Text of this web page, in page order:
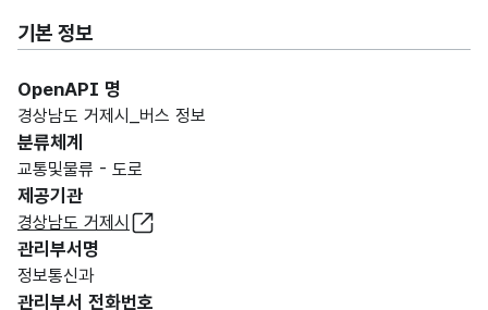
기본 정보
OpenAPI 명
경상남도 거제시_버스 정보
분류체계
교통및물류 - 도로
제공기관
경상남도 거제시
관리부서명
정보통신과
관리부서 전화번호